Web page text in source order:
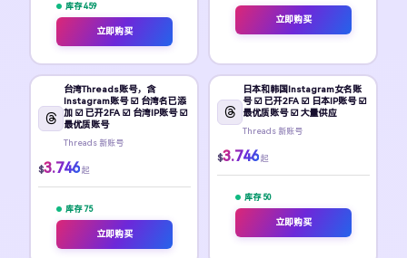
库存 459
立即购买
立即购买
台湾Threads账号，含
Instagram账号 ☑️ 台湾名已添
加 ☑️ 已开2FA ☑️ 台湾IP账号 ☑️
最优质账号
Threads 新账号
$3.746 起
库存 75
立即购买
日本和韩国Instagram女名账
号 ☑️ 已开2FA ☑️ 日本IP账号 ☑️
最优质账号 ☑️ 大量供应
Threads 新账号
$3.746 起
库存 50
立即购买